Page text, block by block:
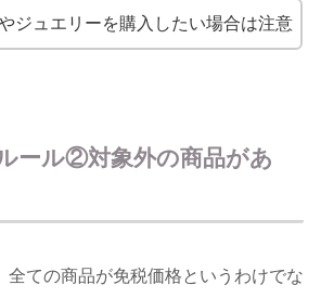
ジュエリーを購入したい場合は注意
ール②対象外の商品があ
全ての商品が免税価格というわけでな